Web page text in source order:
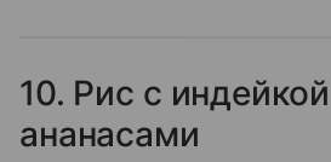
10. Рис с
ананасами